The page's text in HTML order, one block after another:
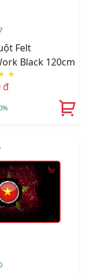
Felt
Black 120cm
★
đ